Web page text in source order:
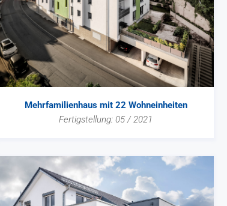
Mehrfamilienhaus mit 22 Wohneinheiten
Fertigstellung: 05 / 2021